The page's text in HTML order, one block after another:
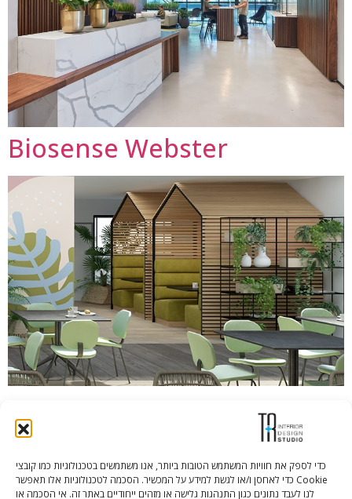
כדי לספק את חוויות המשתמש הטובות ביותר, אנו משתמשים בטכנולוגיות כמו קובצי
Cookie כדי לאחסן ו/או לגשת למידע על המכשיר. הסכמה לטכנולוגיות אלו תאפשר
לנו לעבד נתונים כגון התנהגות גלישה או מזהים ייחודיים באתר זה. אי הסכמה או
Biosense Webster
Tali Shenfeld:052.620.2446